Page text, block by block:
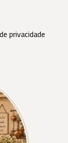
privacidade